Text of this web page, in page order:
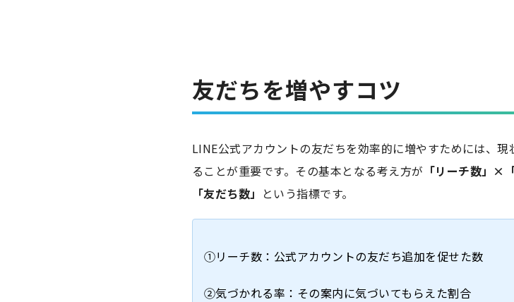
友だちを増やすコツ
LINE公式アカウントの友だちを効率的に増やすためには、
ることが重要です。その基本となる考え方が 「リーチ数」×
「友だち数」 という指標です。
①リーチ数：公式アカウントの友だち追加を促せた数
②気づかれる率：その案内に気づいてもらえた割合